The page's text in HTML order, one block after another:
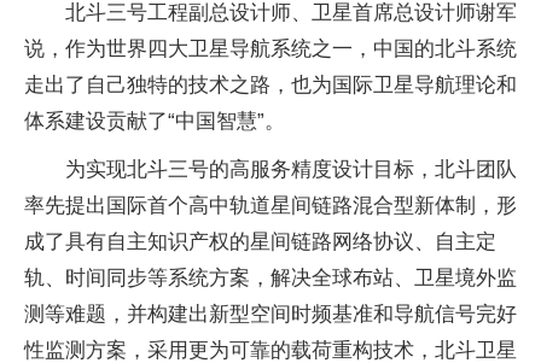
北斗三号工程副总设计师、卫星首席总设计师谢军
说，作为世界四大卫星导航系统之一，中国的北斗系统
走出了自己独特的技术之路，也为国际卫星导航理论和
体系建设贡献了“中国智慧”。
为实现北斗三号的高服务精度设计目标，北斗团队
率先提出国际首个高中轨道星间链路混合型新体制，形
成了具有自主知识产权的星间链路网络协议、自主定
轨、时间同步等系统方案，解决全球布站、卫星境外监
测等难题，并构建出新型空间时频基准和导航信号完好
性监测方案，采用更为可靠的载荷重构技术，北斗卫星